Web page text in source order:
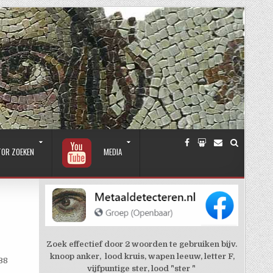
ZOEKEN MEDIA
Zoek effectief door 2 woorden te gebruiken bijv.
knoop anker, lood kruis, wapen leeuw, letter F,
vijfpuntige ster, lood "ster "